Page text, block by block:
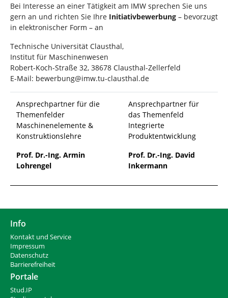
Bei Interesse an einer Tätigkeit am IMW sprechen Sie uns
gern an und richten Sie Ihre Initiativbewerbung – bevorzugt
in elektronischer Form – an
Technische Universität Clausthal,
Institut für Maschinenwesen
Robert-Koch-Straße 32, 38678 Clausthal-Zellerfeld
E-Mail: bewerbung@imw.tu-clausthal.de
Ansprechpartner für die
Themenfelder
Maschinenelemente &
Konstruktionslehre
Prof. Dr.-Ing. Armin
Lohrengel
Ansprechpartner für
das Themenfeld
Integrierte
Produktentwicklung
Prof. Dr.-Ing. David
Inkermann
Info
Kontakt und Service
Impressum
Datenschutz
Barrierefreiheit
Portale
Stud.IP